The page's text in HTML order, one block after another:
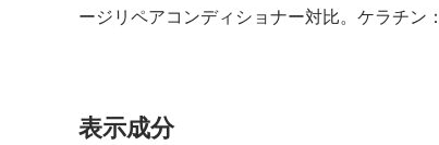
ージリペアコンディショナー対比。ケラチン
表示成分